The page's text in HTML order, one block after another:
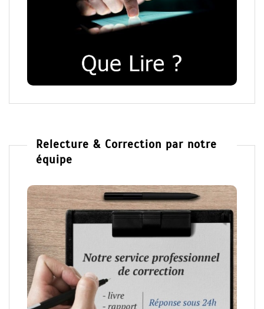
Relecture & Correction par notre
équipe